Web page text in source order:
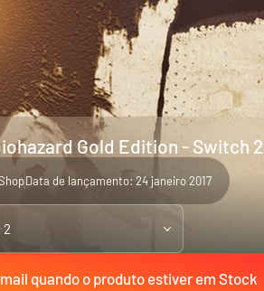
Gold Edition - Switch 2
Data de lançamento: 24 janeiro 2017
2
quando o produto estiver em Stock